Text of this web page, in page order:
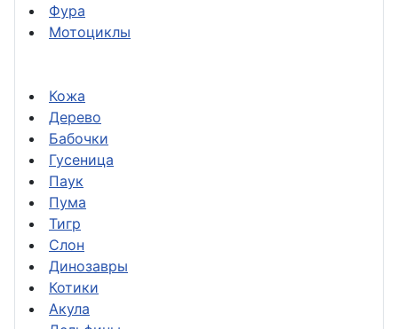
Фура
Мотоциклы
Кожа
Дерево
Бабочки
Гусеница
Паук
Пума
Тигр
Слон
Динозавры
Котики
Акула